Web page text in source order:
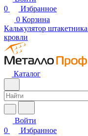
0
Избранное
0 Корзина
Калькулятор штакетника
кровли
Каталог
Войти
0
Избранное